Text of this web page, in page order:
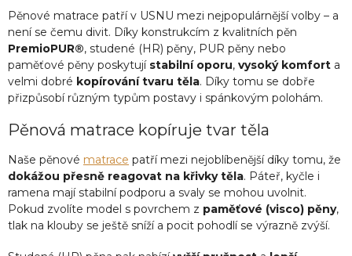
p
r
v
k
y
v
ý
i
u
Pěnové matrace patří v USNU mezi nejpopulárnější volby – a
není se čemu divit. Díky konstrukcím z kvalitních pěn
PremioPUR®, studené (HR) pěny, PUR pěny nebo
paměťové pěny poskytují stabilní oporu, vysoký komfort a
velmi dobré kopírování tvaru těla. Díky tomu se dobře
přizpůsobí různým typům postavy i spánkovým polohám.
Pěnová matrace kopíruje tvar těla
Naše pěnové matrace patří mezi nejoblíbenější díky tomu, že
dokážou přesně reagovat na křivky těla. Páteř, kyčle i
ramena mají stabilní podporu a svaly se mohou uvolnit.
Pokud zvolíte model s povrchem z paměťové (visco) pěny,
tlak na klouby se ještě sníží a pocit pohodlí se výrazně zvýší.